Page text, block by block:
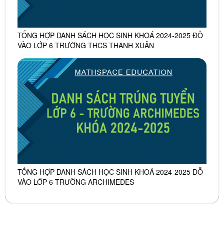
TỔNG HỢP DANH SÁCH HỌC SINH KHOÁ 2024-2025 ĐỖ
VÀO LỚP 6 TRƯỜNG THCS THANH XUÂN
TỔNG HỢP DANH SÁCH HỌC SINH KHOÁ 2024-2025 ĐỖ
VÀO LỚP 6 TRƯỜNG ARCHIMEDES